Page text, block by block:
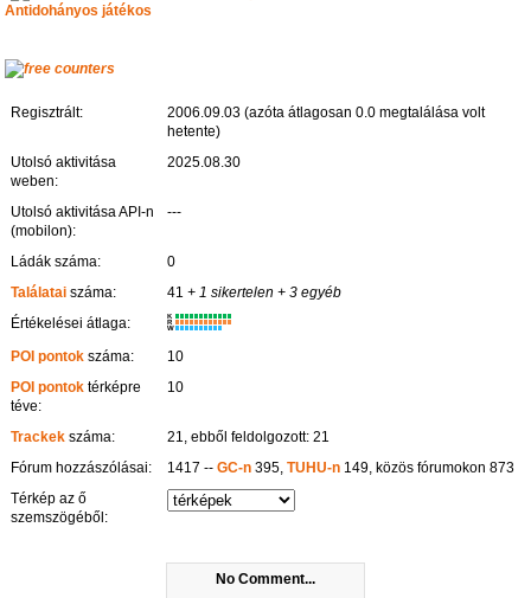
No Comment...
Antidohányos játékos
Regisztrált:
2006.09.03 (azóta átlagosan 0.0 megtalálása volt
hetente)
Utolsó aktivitása
weben:
2025.08.30
Utolsó aktivitása API-n
(mobilon):
---
Ládák száma:
0
Találatai száma: 41 + 1 sikertelen + 3 egyéb
Értékelései átlaga:
K
R
W
POI pontok száma:
10
POI pontok térképre
téve:
10
Trackek száma:
21, ebből feldolgozott: 21
Fórum hozzászólásai:
1417 --GC-n 395,TUHU-n 149, közös fórumokon 873
Térkép az ő
szemszögéből: